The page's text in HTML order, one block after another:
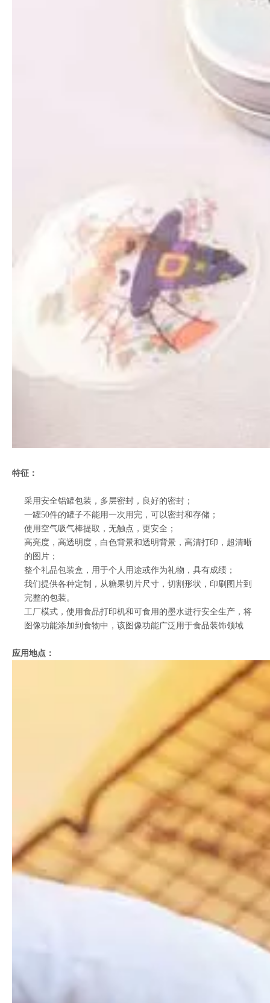
特征：
采用安全铝罐包装，多层密封，良好的密封；
一罐50件的罐子不能用一次用完，可以密封和存储；
使用空气吸气棒提取，无触点，更安全；
高亮度，高透明度，白色背景和透明背景，高清打印，超清晰
的图片；
整个礼品包装盒，用于个人用途或作为礼物，具有成绩；
我们提供各种定制，从糖果切片尺寸，切割形状，印刷图片到
完整的包装。
工厂模式，使用食品打印机和可食用的墨水进行安全生产，将
图像功能添加到食物中，该图像功能广泛用于食品装饰领域
应用地点：